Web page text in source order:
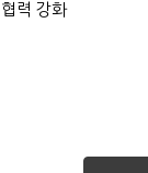
력 강화